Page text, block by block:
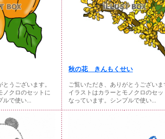
うございます。
ノクロのセットに
ルで使い...
秋の花 きんもくせい
ご覧いただき、ありがとうございま
イラストはカラーとモノクロのセッ
なっています。シンプルで使い...